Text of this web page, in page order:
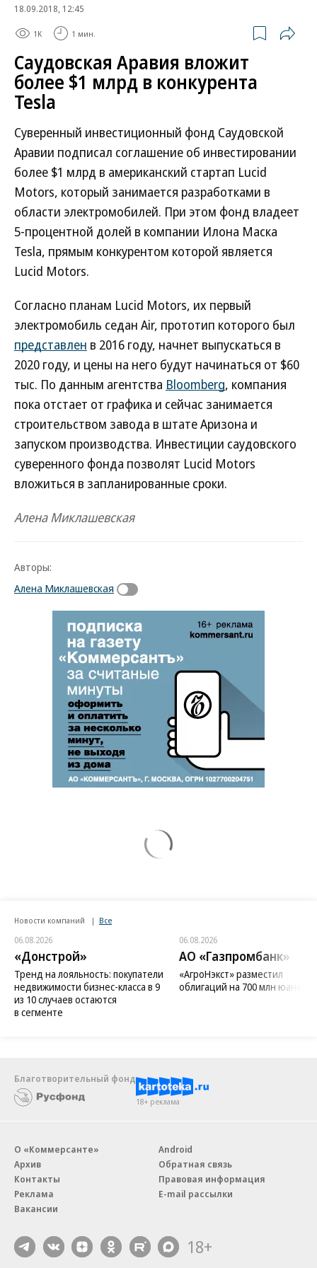
18.09.2018, 12:45
1K 1 мин.
Саудовская Аравия вложит
более $1 млрд в конкурента
Tesla
Суверенный инвестиционный фонд Саудовской
Аравии подписал соглашение об инвестировании
более $1 млрд в американский стартап Lucid
Motors, который занимается разработками в
области электромобилей. При этом фонд владеет
5-процентной долей в компании Илона Маска
Tesla, прямым конкурентом которой является
Lucid Motors.
Согласно планам Lucid Motors, их первый
электромобиль седан Air, прототип которого был
представлен в 2016 году, начнет выпускаться в
2020 году, и цены на него будут начинаться от $60
тыс. По данным агентства Bloomberg, компания
пока отстает от графика и сейчас занимается
строительством завода в штате Аризона и
запуском производства. Инвестиции саудовского
суверенного фонда позволят Lucid Motors
вложиться в запланированные сроки.
Алена Миклашевская
Авторы:
Алена Миклашевская
Новости компаний Все
06.08.2026
«Донстрой»
Тренд на лояльность: покупатели
недвижимости бизнес-класса в 9
из 10 случаев остаются
в сегменте
06.08.2026
АО «Газпромбанк»
«АгроНэкст» разместил
облигаций на 700 млн юаней
Благотворительный фонд
18+ реклама
О «Коммерсанте»
Архив
Контакты
Реклама
Вакансии
Android
Обратная связь
Правовая информация
E-mail рассылки
18+